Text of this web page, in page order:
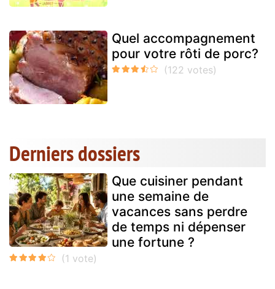
Quel accompagnement
pour votre rôti de porc?
Derniers dossiers
Que cuisiner pendant
une semaine de
vacances sans perdre
de temps ni dépenser
une fortune ?